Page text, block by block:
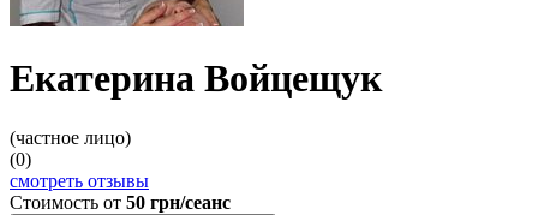
Екатерина Войцещук
(частное лицо)
(0)
смотреть отзывы
Стоимость от 50 грн/сеанс